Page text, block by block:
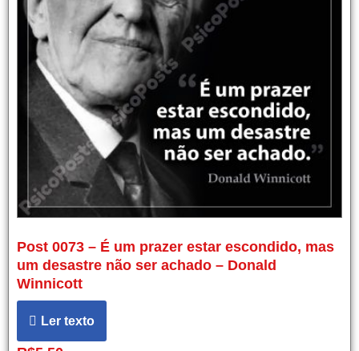
Post 0073 – É um prazer estar escondido, mas
um desastre não ser achado – Donald
Winnicott
Ler texto